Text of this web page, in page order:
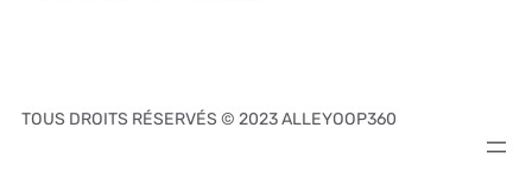
TOUS DROITS RÉSERVÉS © 2023 ALLEYOOP360